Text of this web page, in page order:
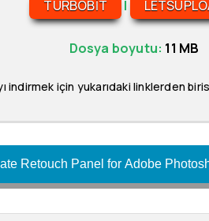
TURBOBIT |
Dosya boyutu: 11 MB
indirmek için yukarıdaki linklerden
Retouch Panel for Adobe